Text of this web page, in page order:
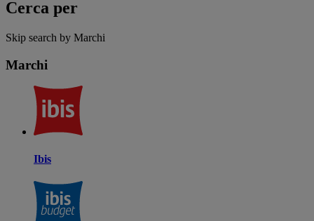
Cerca per
Skip search by Marchi
Marchi
Ibis